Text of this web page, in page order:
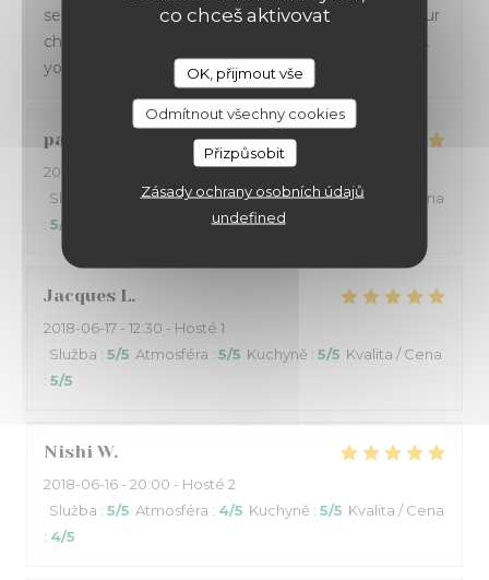
co chceš aktivovat
OK, přijmout vše
Odmítnout všechny cookies
Přizpůsobit
Zásady ochrany osobních údajů
undefined
selection of wines to go with the chosen meals. Our
choice for many years while visiting Antibes. Thank
you it’s always a pleasure.
patrick
2018-06-16
- 20:30 - Hosté 6
Služba
Atmosféra:4/5 Kuchyně:5/5 Kvalita / Cena
: 5/5
Jacques L
2018-06-17 - 12:30 - Hosté 1
Služba : 5/5 Atmosféra : 5/5 Kuchyně : 5/5 Kvalita / Cena
: 5/5
Nishi W
2018-06-16 - 20:00 - Hosté 2
Služba : 5/5 Atmosféra : 4/5 Kuchyně : 5/5 Kvalita / Cena
: 4/5